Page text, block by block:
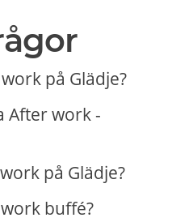
på Glädje?
After work -
på Glädje?
buffé?